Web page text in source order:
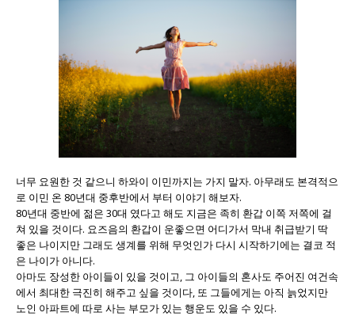
너무 요원한 것 같으니 하와이 이민까지는 가지 말자. 아무래도 본격적으
로 이민 온 80년대 중후반에서 부터 이야기 해보자.
80년대 중반에 젊은 30대 였다고 해도 지금은 족히 환갑 이쪽 저쪽에 걸
쳐 있을 것이다. 요즈음의 환갑이 운좋으면 어디가서 막내 취급받기 딱
좋은 나이지만 그래도 생계를 위해 무엇인가 다시 시작하기에는 결코 적
은 나이가 아니다.
아마도 장성한 아이들이 있을 것이고, 그 아이들의 혼사도 주어진 여건속
에서 최대한 극진히 해주고 싶을 것이다, 또 그들에게는 아직 늙었지만
노인 아파트에 따로 사는 부모가 있는 행운도 있을 수 있다.